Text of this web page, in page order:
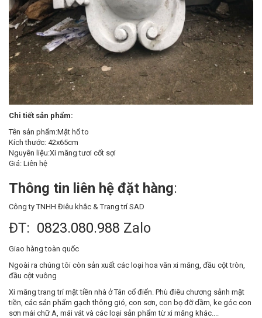
Chi tiết sản phẩm:
Tên sản phẩm:Mặt hổ to
Kích thước: 42x65cm
Nguyên liệu:Xi măng tươi cốt sợi
Giá: Liên hệ
Thông tin liên hệ đặt hàng:
Công ty TNHH Điêu khắc & Trang trí SAD
ĐT: 0823.080.988 Zalo
Giao hàng toàn quốc
Ngoài ra chúng tôi còn sản xuất các loại hoa văn xi măng, đầu cột tròn,
đầu cột vuông
Xi măng trang trí mặt tiền nhà ở Tân cổ điển. Phù điêu chương sảnh mặt
tiền, các sản phẩm gạch thông gió, con sơn, con bọ đỡ dầm, ke góc con
sơn mái chữ A, mái vát và các loại sản phẩm từ xi măng khác....